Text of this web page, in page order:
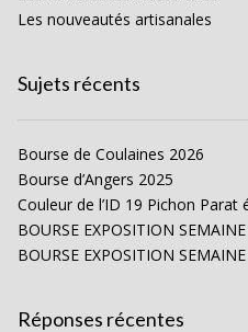
Les nouveautés artisanales
Sujets récents
Bourse de Coulaines 2026
Bourse d’Angers 2025
Couleur de l’ID 19 Pichon Parat
BOURSE EXPOSITION
BOURSE EXPOSITION
Réponses récentes